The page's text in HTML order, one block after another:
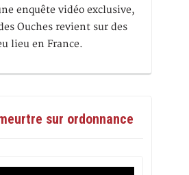
enquête vidéo exclusive,
Ouches revient sur des
lieu en France.
sur ordonnance